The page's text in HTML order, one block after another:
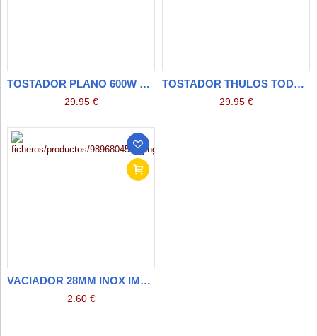
TOSTADOR PLANO 600W THULOS TH-TP101
29.95 €
TOSTADOR THULOS TODOPAN 500W
29.95 €
VACIADOR 28MM INOX IMPERIAL
2.60 €